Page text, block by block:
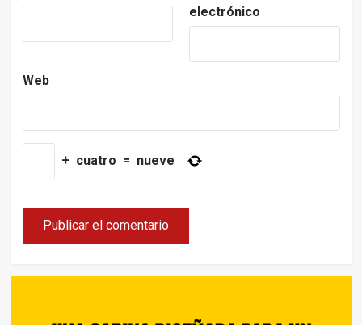
electrónico
Web
+ cuatro = nueve